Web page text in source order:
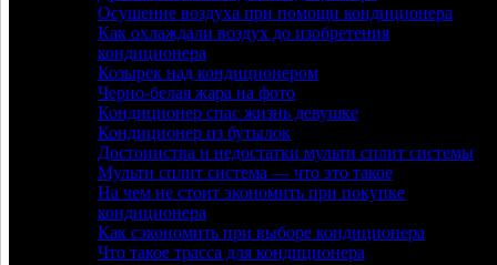
Осушение воздуха при помощи кондиционера
Как охлаждали воздух до изобретения
кондиционера
Козырек над кондиционером
Черно-белая жара на фото
Кондиционер спас жизнь девушке
Кондиционер из бутылок
Достоинства и недостатки мульти сплит системы
Мульти сплит система — что это такое
На чем не стоит экономить при покупке
кондиционера
Как сэкономить при выборе кондиционера
Что такое трасса для кондиционера